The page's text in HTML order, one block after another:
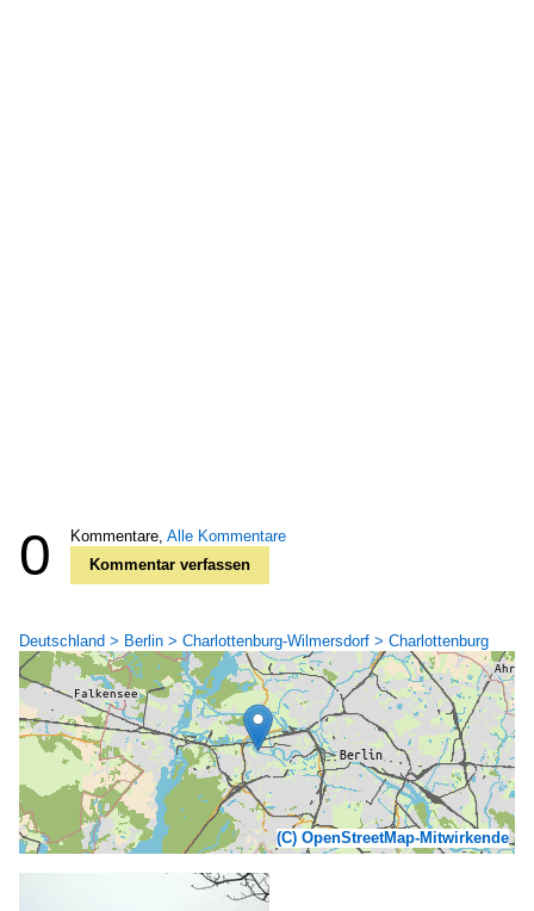
0 Kommentare, Alle Kommentare
Kommentar verfassen
Deutschland > Berlin > Charlottenburg-Wilmersdorf > Charlottenburg
(C) OpenStreetMap-Mitwirkende